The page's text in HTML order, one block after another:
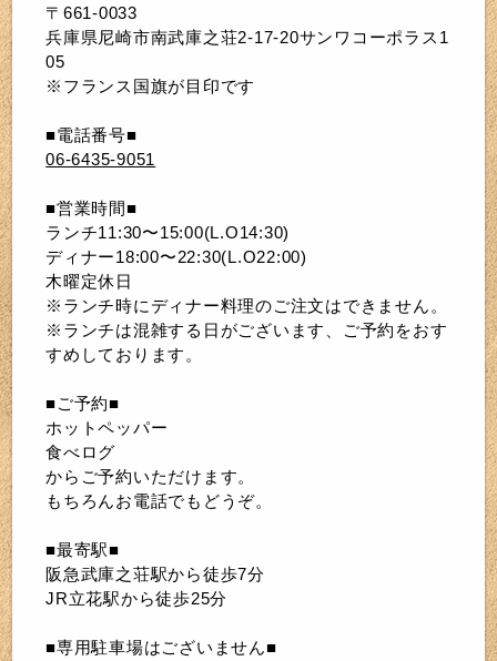
〒661-0033
兵庫県尼崎市南武庫之荘2-17-20サンワコーポラス1
05
※フランス国旗が目印です
■電話番号■
06-6435-9051
■営業時間■
ランチ11:30〜15:00(L.O14:30)
ディナー18:00〜22:30(L.O22:00)
木曜定休日
※ランチ時にディナー料理のご注文はできません。
※ランチは混雑する日がございます、ご予約をおす
すめしております。
■ご予約■
ホットペッパー
食べログ
からご予約いただけます。
もちろんお電話でもどうぞ。
■最寄駅■
阪急武庫之荘駅から徒歩7分
JR立花駅から徒歩25分
■専用駐車場はございません■